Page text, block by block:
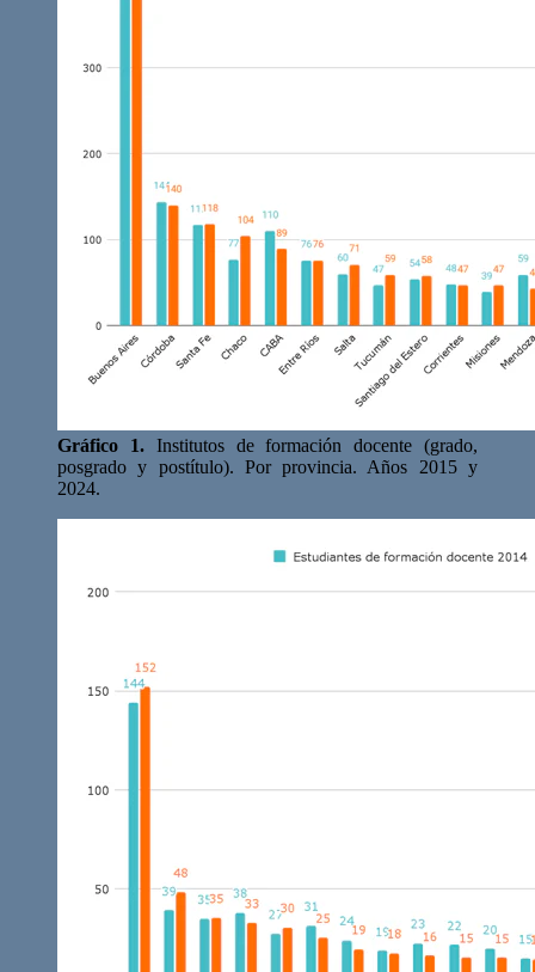
Gráfico 1.Institutos de formación docente (grado,
posgrado y postítulo). Por provincia. Años 2015 y
2024.